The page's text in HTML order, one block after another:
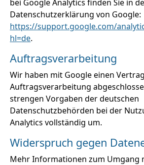
bei Google Analytics finden Sie in
Datenschutzerklärung von Google:
https://support.google.com/
hl=de.
Auftragsverarbeitung
Wir haben mit Google einen
Auftragsverarbeitung
strengen Vorgaben der deutschen
Datenschutzbehörden bei der
Analytics vollständig um.
Widerspruch gegen
Mehr Informationen zum Umgang